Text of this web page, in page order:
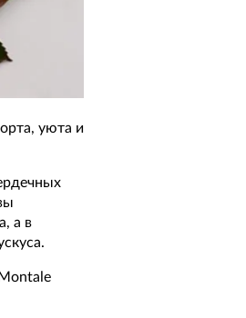
уюта и
а в